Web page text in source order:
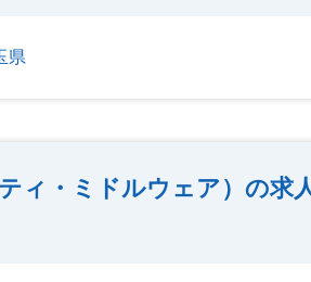
県
ィ・ミドルウェア）の求